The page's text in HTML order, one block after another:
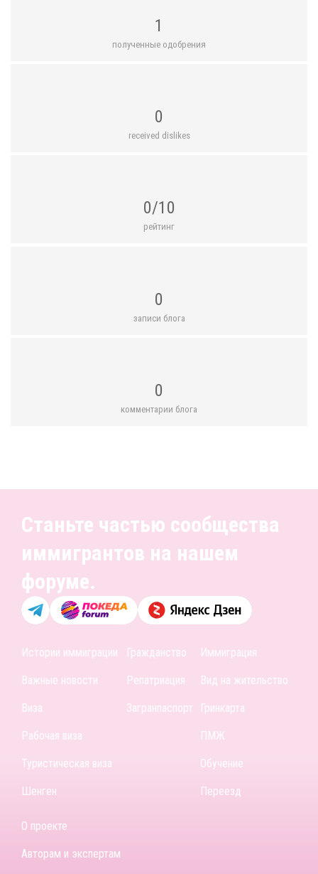
1
полученные одобрения
0
received dislikes
0/10
рейтинг
0
записи блога
0
комментарии блога
Станьте частью сообщества
иммигрантов на нашем
форуме.
Истории иммиграции
Важные новости
Виза
Рабочая виза
Туристическая виза
Шенген
Гражданство
Репатриация
Загранпаспорт
Иммиграция
Вид на жительство
Гринкарта
ПМЖ
Обучение
Переезд
О проекте
Авторам и экспертам